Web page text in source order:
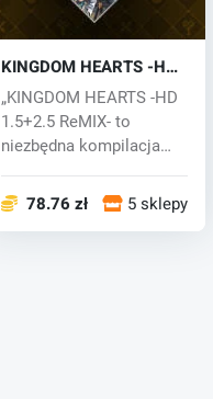
KINGDOM HEARTS -HD
1.5+2.5 ReMIX- (PC) key
„KINGDOM HEARTS -HD
1.5+2.5 ReMIX- to
niezbędna kompilacja
78.76 zł 5 sklepy